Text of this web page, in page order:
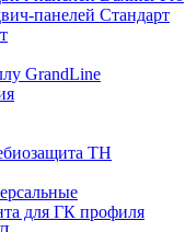
панелей Стандарт
GrandLine
ТН
для ГК профиля